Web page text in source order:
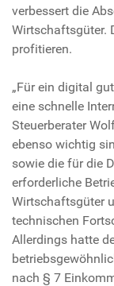
verbessert die
Wirtschaftsgüter.
profitieren.
„Für ein digital
eine schnelle
Steuerberater
ebenso wichtig
sowie die für die
erforderliche
Wirtschaftsgüter
technischen
Allerdings hatte
nach § 7